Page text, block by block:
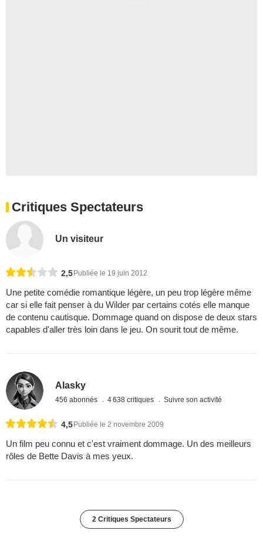
Critiques Spectateurs
Un visiteur
2,5 Publiée le 19 juin 2012
Une petite comédie romantique légère, un peu trop légère même
car si elle fait penser à du Wilder par certains cotés elle manque
de contenu cautisque. Dommage quand on dispose de deux stars
capables d'aller très loin dans le jeu. On sourit tout de même.
Alasky
456 abonnés 4 638 critiques Suivre son activité
4,5Publiée le 2 novembre 2009
Un film peu connu et c'est vraiment dommage. Un des meilleurs
rôles de Bette Davis à mes yeux.
2 Critiques Spectateurs